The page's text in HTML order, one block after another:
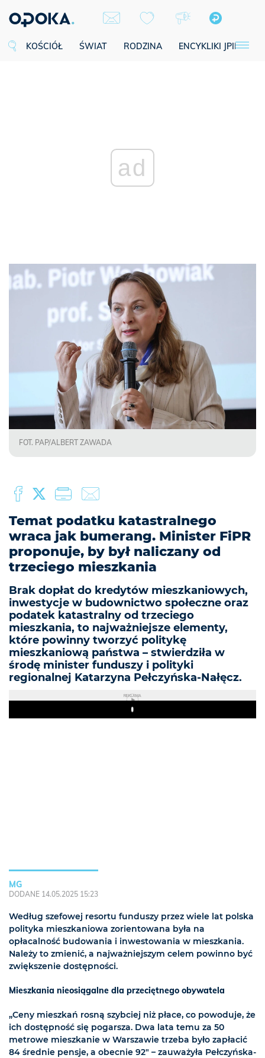
KOŚCIÓŁ ŚWIAT RODZINA ENCYKLIKI JPII
ad
FOT. PAP/ALBERT ZAWADA
Temat podatku katastralnego
wraca jak bumerang. Minister FiPR
proponuje, by był naliczany od
trzeciego mieszkania
Brak dopłat do kredytów mieszkaniowych,
inwestycje w budownictwo społeczne oraz
podatek katastralny od trzeciego
mieszkania, to najważniejsze elementy,
które powinny tworzyć politykę
mieszkaniową państwa – stwierdziła w
środę minister funduszy i polityki
regionalnej Katarzyna Pełczyńska-Nałęcz.
REKLAMA
Play
MG
DODANE 14.05.2025 15:23
Według szefowej resortu funduszy przez wiele lat polska
polityka mieszkaniowa zorientowana była na
opłacalność budowania i inwestowania w mieszkania.
Należy to zmienić, a najważniejszym celem powinno być
zwiększenie dostępności.
Mieszkania nieosiągalne dla przeciętnego obywatela
„Ceny mieszkań rosną szybciej niż płace, co powoduje, że
ich dostępność się pogarsza. Dwa lata temu za 50
metrowe mieszkanie w Warszawie trzeba było zapłacić
84 średnie pensje, a obecnie 92" – zauważyła Pełczyńska-